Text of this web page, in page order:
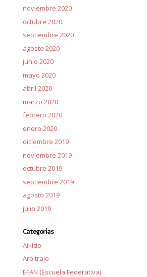
noviembre 2020
octubre 2020
septiembre 2020
agosto 2020
junio 2020
mayo 2020
abril 2020
marzo 2020
febrero 2020
enero 2020
diciembre 2019
noviembre 2019
octubre 2019
septiembre 2019
agosto 2019
julio 2019
Categorías
Aikido
Arbitraje
EFAN (Escuela Federativa)